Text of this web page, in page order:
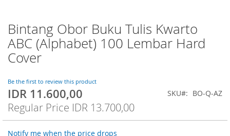
Bintang Obor Buku Tulis Kwarto
ABC (Alphabet) 100 Lembar Hard
Cover
Be the first to review this product
Special
Price
IDR 11.600,00
Regular Price IDR 13.700,00
SKU BO-Q-AZ
Notify me when the price drops
Skip
to
the
beginning
the
images
gallery